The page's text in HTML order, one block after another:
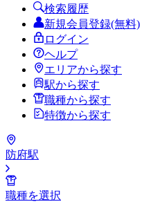
検索履歴
新規会員登録(無料)
ログイン
ヘルプ
エリアから探す
駅から探す
職種から探す
特徴から探す
防府駅
職種を選択